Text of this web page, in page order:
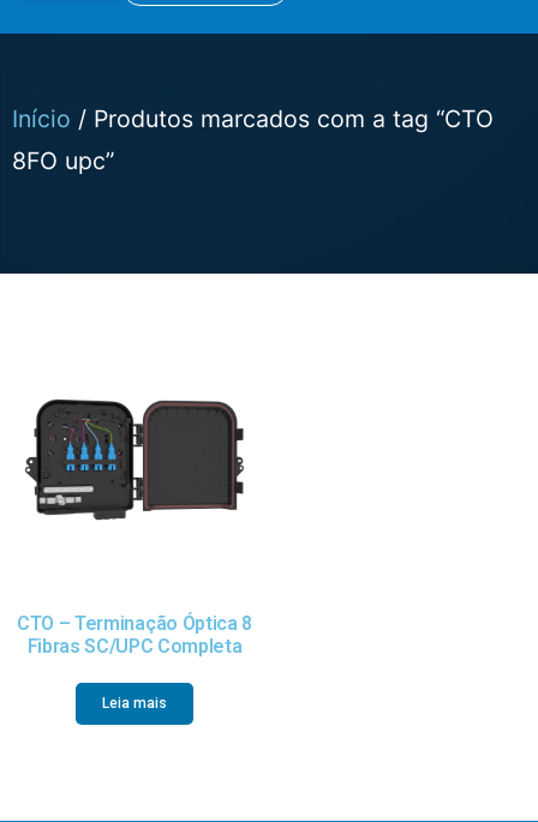
Início / Produtos marcados com a tag “CTO
8FO upc”
CTO – Terminação Óptica 8
Fibras SC/UPC Completa
Leia mais